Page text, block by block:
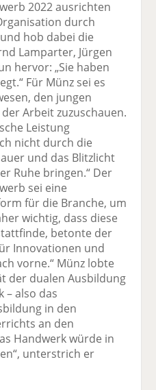
2022 ausrichten
durch
hob dabei die
Lamparter, Jürgen
hervor: „Sie haben
Für Münz sei es
den jungen
Arbeit zuzuschauen.
Leistung
nicht durch die
und das Blitzlicht
Ruhe bringen.“ Der
sei eine
für die Branche, um
wichtig, dass diese
betonte der
Innovationen und
vorne.“ Münz lobte
der dualen Ausbildung
– also das
in den
an den
Handwerk würde in
unterstrich er